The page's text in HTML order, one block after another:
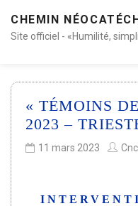
CHEMIN
Site officiel - «Humilité,
« TÉMOINS
2023 –
11 mars 2023